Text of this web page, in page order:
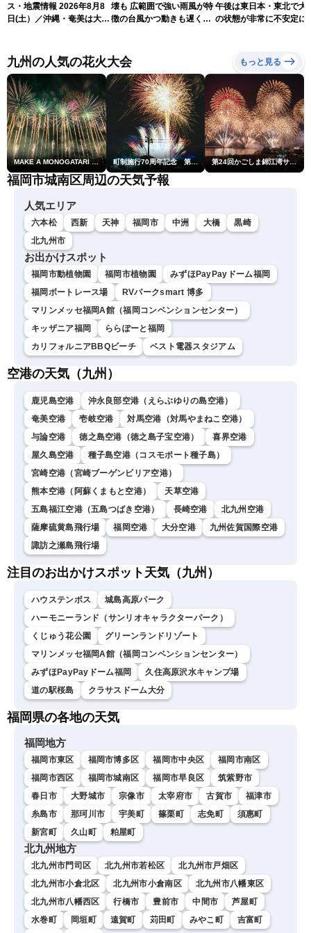
ス・地震情報 2026年8月8
日(土）／沖縄・奄美は大荒
ュースLiVEコーヒータイ
ム・青原桃香／山口剛央〉
壊も 広範囲で強い雨風が特
徴の台風かつ動きも遅く影
午後は東日本・東北で大
の状態が非常に不安定に
九州の人気の花火大会 もっと見る
MAKE A MONOGATARI 2026 町制施行70周年記念 第48回南種子町ロケット祭 第24回かごしま錦江湾サマーナイト大花火大会
福岡市城南区周辺の天気予報
人気エリア
六本松 西新 天神 福岡市 中洲 大橋
黒崎
北九州市
お出かけスポット
福岡市動植物園 福岡市植物園
みずほPayPayドーム福岡
福岡ボートレース場
RVパークsmart 博多
マリンメッセ福岡A館（福岡コンベンションセンター）
キッザニア福岡
ららぽーと福岡
カリフォルニアBBQビーチ
ベスト電器スタジアム
空港の天気（九州）
鹿児島空港
沖永良部空港（えらぶゆりの島空港）
奄美空港
壱岐空港
対馬空港（対馬やまねこ空港）
与論空港
徳之島空港（徳之島子宝空港）
喜界空港
屋久島空港
種子島空港（コスモポート種子島）
宮崎空港（宮崎ブーゲンビリア空港）
熊本空港（阿蘇くまもと空港）
天草空港
五島福江空港（五島つばき空港）
長崎空港
北九州空港
薩摩硫黄島飛行場
福岡空港 大分空港
九州佐賀国際空港
諏訪之瀬島飛行場
注目のお出かけスポット天気（九州）
ハウステンボス
城島高原パーク
ハーモニーランド（サンリオキャラクターパーク）
くじゅう花公園
グリーンランドリゾート
マリンメッセ福岡A館（福岡コンベンションセンター）
みずほPayPayドーム福岡
久住高原沢水キャンプ場
道の駅桜島
クラサスドーム大分
福岡県の各地の天気
福岡地方
福岡市東区 福岡市博多区 福岡市中央区
福岡市南区
福岡市西区
福岡市城南区 福岡市早良区
筑紫野市
春日市
大野城市 宗像市 太宰府市 古賀市
福津市
糸島市
那珂川市 宇美町 篠栗町 志免町
須惠町
新宮町
久山町 粕屋町
北九州地方
北九州市門司区 北九州市若松区
北九州市戸畑区
北九州市小倉北区
北九州市小倉南区
北九州市八幡東区
北九州市八幡西区
行橋市 豊前市 中間市
芦屋町
水巻町
岡垣町 遠賀町 苅田町 みやこ町 吉富町